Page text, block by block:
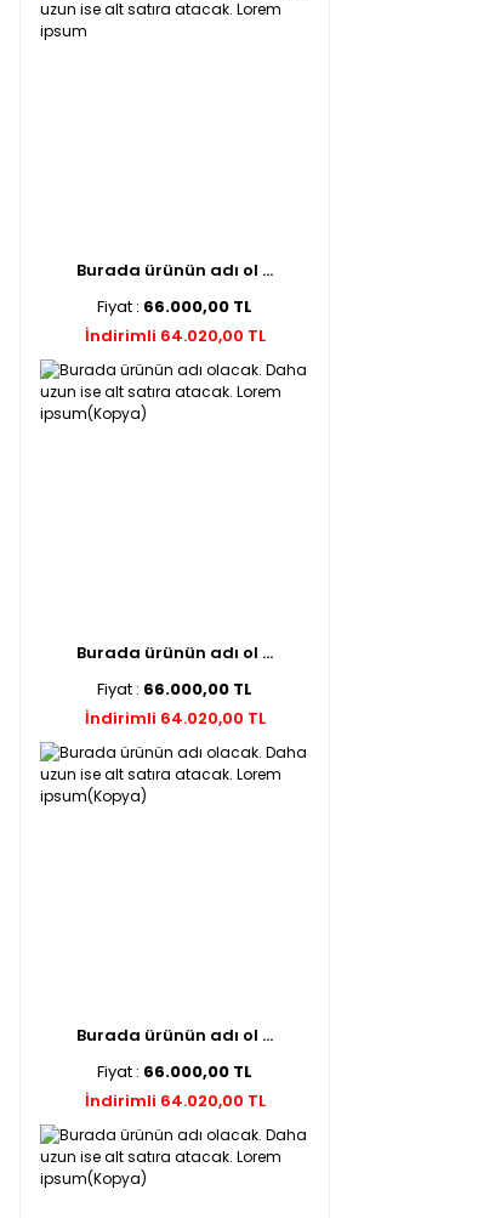
Burada ürünün adı ol ...
Fiyat : 66.000,00 TL
İndirimli 64.020,00 TL
Burada ürünün adı ol ...
Fiyat : 66.000,00 TL
İndirimli 64.020,00 TL
Burada ürünün adı ol ...
Fiyat : 66.000,00 TL
İndirimli 64.020,00 TL